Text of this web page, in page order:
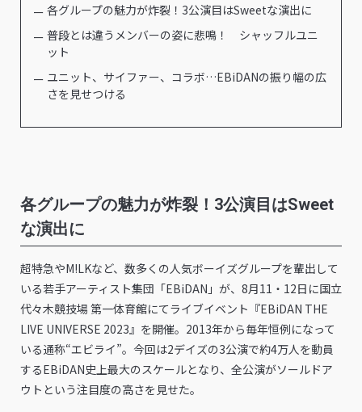
各グループの魅力が炸裂！3公演目はSweetな演出に
普段とは違うメンバーの姿に悲鳴！ シャッフルユニ
ット
ユニット、サイファー、コラボ…EBiDANの振り幅の広
さを見せつける
各グループの魅力が炸裂！3公演目はSweet
な演出に
超特急やM!LKなど、数多くの人気ボーイズグループを輩出して
いる若手アーティスト集団「EBiDAN」が、8月11・12日に国立
代々木競技場 第一体育館にてライブイベント『EBiDAN THE
LIVE UNIVERSE 2023』を開催。2013年から毎年恒例になって
いる通称“エビライ”。今回は2デイズの3公演で約4万人を動員
するEBiDAN史上最大のスケールとなり、全公演がソールドア
ウトという注目度の高さを見せた。